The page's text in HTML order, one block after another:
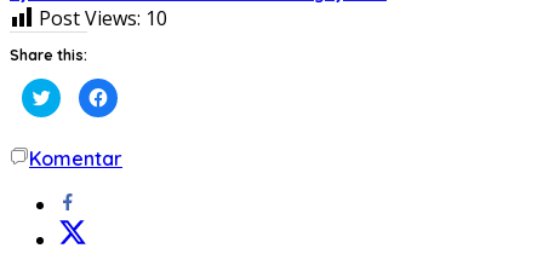
Post Views: 10
Share this:
Klik
untuk
berbagi
Twitter(Membuka
di
yang
baru)
Klik
untuk
Facebook(Membuka
di
Komentar